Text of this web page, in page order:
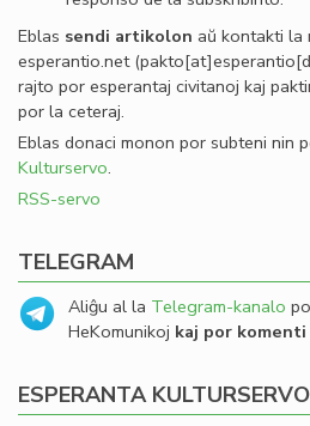
Eblas sendi artikolon aŭ kontakti la
esperantio.net
rajto por esperantaj civitanoj kaj
por la ceteraj.
Eblas donaci monon por subteni nin
Kulturservo.
RSS-servo
TELEGRAM
Aliĝu al la Telegram-kanalo
HeKomunikoj kaj por
ESPERANTA KULTURSERVO